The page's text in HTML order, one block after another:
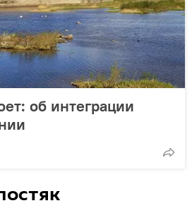
об интеграции